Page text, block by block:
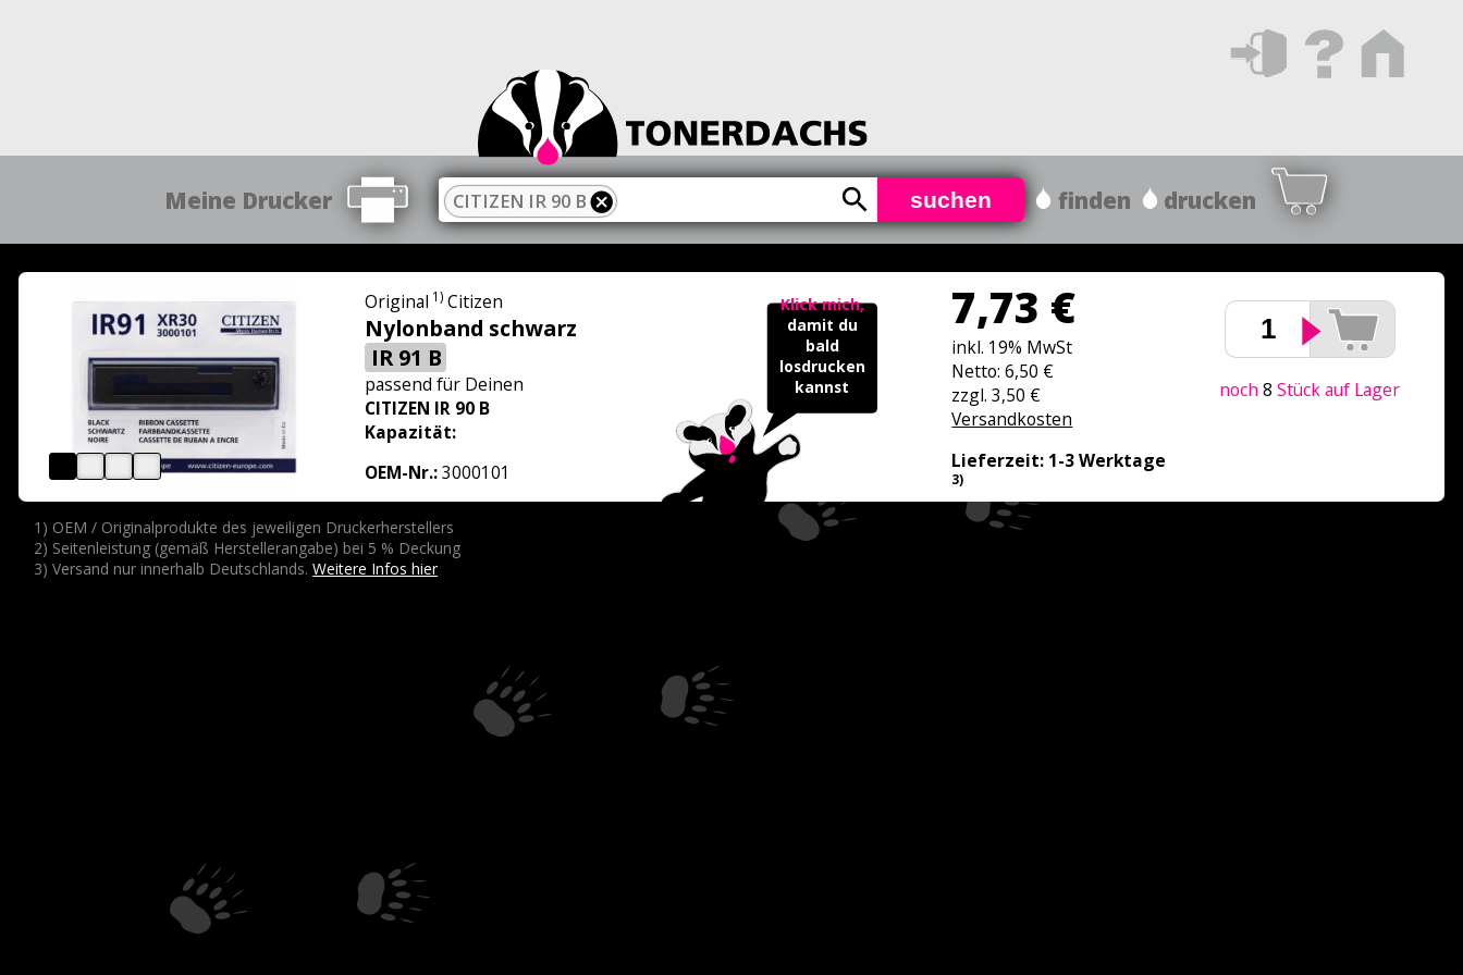
Meine Drucker CITIZEN IR 90 B suchen finden drucken
Original 1) Citizen
Nylonband schwarz
IR 91 B
passend für Deinen
CITIZEN IR 90 B
Kapazität:
OEM-Nr.:3000101
Klick mich,
damit du
bald
losdrucken
kannst
7,73 €
inkl. 19% MwSt
Netto: 6,50 €
zzgl. 3,50 €
Versandkosten
Lieferzeit: 1-3 Werktage
3)
noch8Stück auf Lager
1) OEM / Originalprodukte des jeweiligen Druckerherstellers
2) Seitenleistung (gemäß Herstellerangabe) bei 5 % Deckung
3) Versand nur innerhalb Deutschlands.Weitere Infos hier